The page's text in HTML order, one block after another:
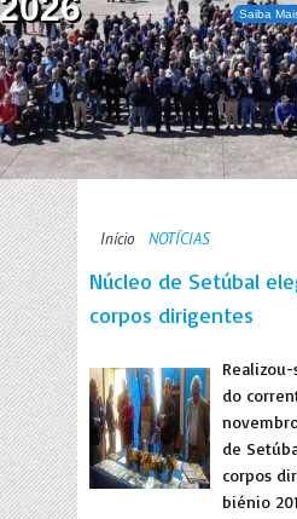
Saiba
Início NOTÍCIAS
Núcleo de Setúbal
corpos dirigentes
Realizou-
do
de
corpos
biénio